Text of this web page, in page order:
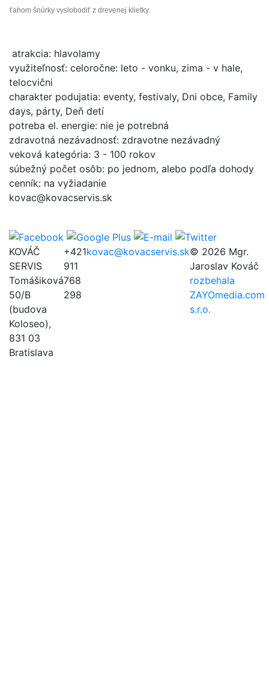
ťahom šnúrky vyslobodiť z drevenej klietky.
atrakcia: hlavolamy
využiteľnosť: celoročne: leto - vonku, zima - v hale,
telocvični
charakter podujatia: eventy, festivaly, Dni obce, Family
days, párty, Deň detí
potreba el. energie: nie je potrebná
zdravotná nezávadnosť: zdravotne nezávadný
veková kategória: 3 - 100 rokov
súbežný počet osôb: po jednom, alebo podľa dohody
cenník: na vyžiadanie
kovac@kovacservis.sk
KOVÁČ
SERVIS
Tomášiková
50/B
(budova
Koloseo),
831 03
Bratislava
+421
911
768
298
kovac@kovacservis.sk© 2026 Mgr.
Jaroslav Kováč
rozbehala
ZAYOmedia.com
s.r.o.